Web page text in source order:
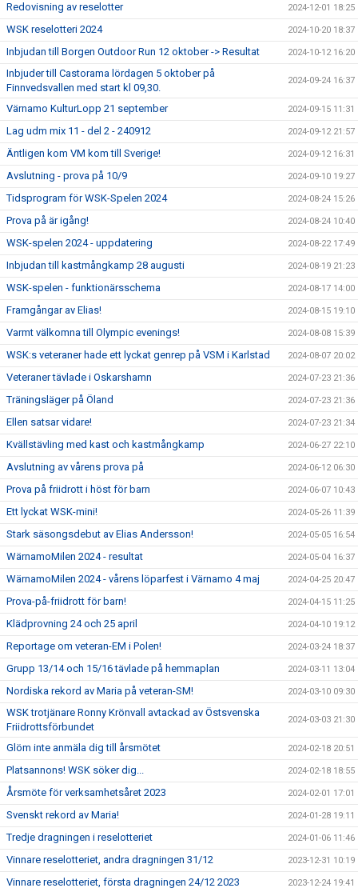
Redovisning av reselotter 2024-12-01 18:25
WSK reselotteri 2024 2024-10-20 18:37
Inbjudan till Borgen Outdoor Run 12 oktober -> Resultat 2024-10-12 16:20
Inbjuder till Castorama lördagen 5 oktober på
Finnvedsvallen med start kl 09,30.
2024-09-24 16:37
Värnamo KulturLopp 21 september 2024-09-15 11:31
Lag udm mix 11 - del 2 - 240912 2024-09-12 21:57
Äntligen kom VM kom till Sverige! 2024-09-12 16:31
Avslutning - prova på 10/9 2024-09-10 19:27
Tidsprogram för WSK-Spelen 2024 2024-08-24 15:26
Prova på är igång! 2024-08-24 10:40
WSK-spelen 2024 - uppdatering 2024-08-22 17:49
Inbjudan till kastmångkamp 28 augusti 2024-08-19 21:23
WSK-spelen - funktionärsschema 2024-08-17 14:00
Framgångar av Elias! 2024-08-15 19:10
Varmt välkomna till Olympic evenings! 2024-08-08 15:39
WSK:s veteraner hade ett lyckat genrep på VSM i Karlstad 2024-08-07 20:02
Veteraner tävlade i Oskarshamn 2024-07-23 21:36
Träningsläger på Öland 2024-07-23 21:36
Ellen satsar vidare! 2024-07-23 21:34
Kvällstävling med kast och kastmångkamp 2024-06-27 22:10
Avslutning av vårens prova på 2024-06-12 06:30
Prova på friidrott i höst för barn 2024-06-07 10:43
Ett lyckat WSK-mini! 2024-05-26 11:39
Stark säsongsdebut av Elias Andersson! 2024-05-05 16:54
WärnamoMilen 2024 - resultat 2024-05-04 16:37
WärnamoMilen 2024 - vårens löparfest i Värnamo 4 maj 2024-04-25 20:47
Prova-på-friidrott för barn! 2024-04-15 11:25
Klädprovning 24 och 25 april 2024-04-10 19:12
Reportage om veteran-EM i Polen! 2024-03-24 18:37
Grupp 13/14 och 15/16 tävlade på hemmaplan 2024-03-11 13:04
Nordiska rekord av Maria på veteran-SM! 2024-03-10 09:30
WSK trotjänare Ronny Krönvall avtackad av Östsvenska
Friidrottsförbundet
2024-03-03 21:30
Glöm inte anmäla dig till årsmötet 2024-02-18 20:51
Platsannons! WSK söker dig... 2024-02-18 18:55
Årsmöte för verksamhetsåret 2023 2024-02-01 17:01
Svenskt rekord av Maria! 2024-01-28 19:11
Tredje dragningen i reselotteriet 2024-01-06 11:46
Vinnare reselotteriet, andra dragningen 31/12 2023-12-31 10:19
Vinnare reselotteriet, första dragningen 24/12 2023 2023-12-24 19:41